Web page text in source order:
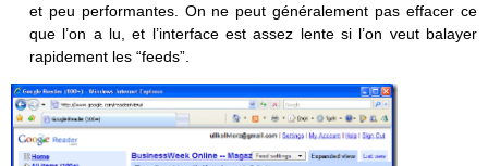
et peu performantes. On ne peut généralement pas effacer ce
que l’on a lu, et l’interface est assez lente si l’on veut balayer
rapidement les “feeds”.